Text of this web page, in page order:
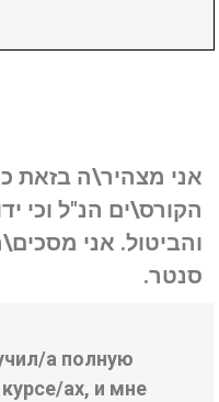
אני מצהיר\ה בזאת
הקורס\ים הנ"ל וכי
והביטול. אני
סנטר.
а полную
ах, и мне